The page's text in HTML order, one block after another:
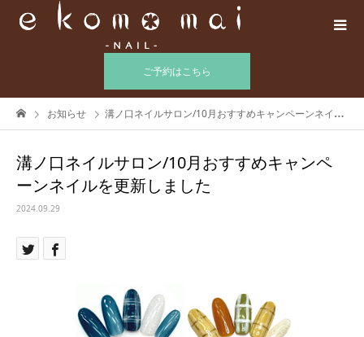
ご予約はこちら
お知らせ 溝ノ口ネイルサロン/10月おすすめキャンペーンネイルを更新しました
溝ノ口ネイルサロン/10月おすすめキャンペ
ーンネイルを更新しました
2024.09.29